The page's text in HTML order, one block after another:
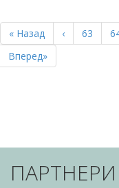
НА
СТОРІНКИ
Перша
сторінка
« Назад
Попередня
сторінка
‹ Page
63
Остання
сторінка
Вперед»
ПАРТНЕРИ